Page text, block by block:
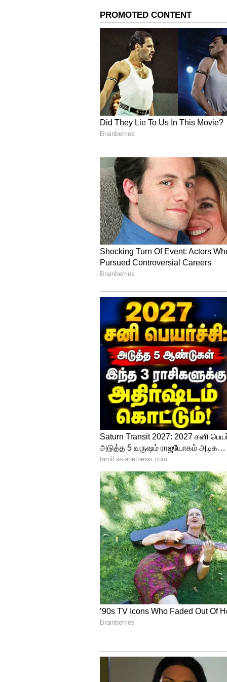
விண்கற்கள் பொதுவாக
மேற்பரப்பை அடையும் போது
துண்டுகள் வெவ்வேறு
விழுந்த விண்கல்லின் அளவு
முதற்கட்ட ஆய்வில் விண்கல்
ஒரு பகுதி பூமியில் விழுந்தது
ஜப்பானில் மின்னல்
பயணிகள் பயணிக்க